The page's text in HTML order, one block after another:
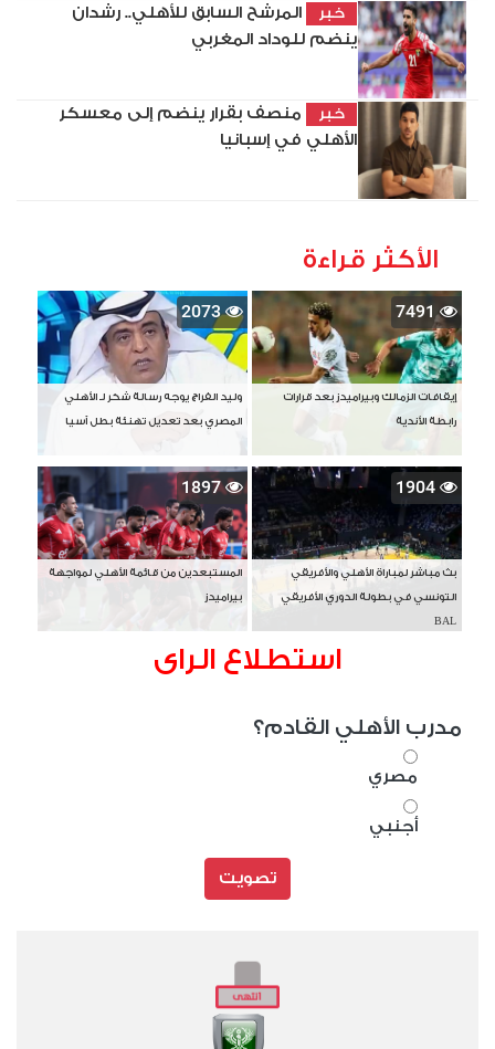
خبر
المرشح السابق للأهلي.. رشدان
ينضم للوداد المغربي
خبر
منصف بقرار ينضم إلى معسكر
الأهلي في إسبانيا
الأكثر قراءة
7491
إيقافات الزمالك وبيراميدز بعد قرارات
رابطة الأندية
2073
وليد الفراج يوجه رسالة شكر لـ الأهلي
المصري بعد تعديل تهنئة بطل آسيا
1904
بث مباشر لمباراة الأهلي والأفريقي
التونسي في بطولة الدوري الأفريقي
BAL
1897
المستبعدين من قائمة الأهلي لمواجهة
بيراميدز
استطلاع الراى
مدرب الأهلي القادم؟
مصري
أجنبي
تصويت